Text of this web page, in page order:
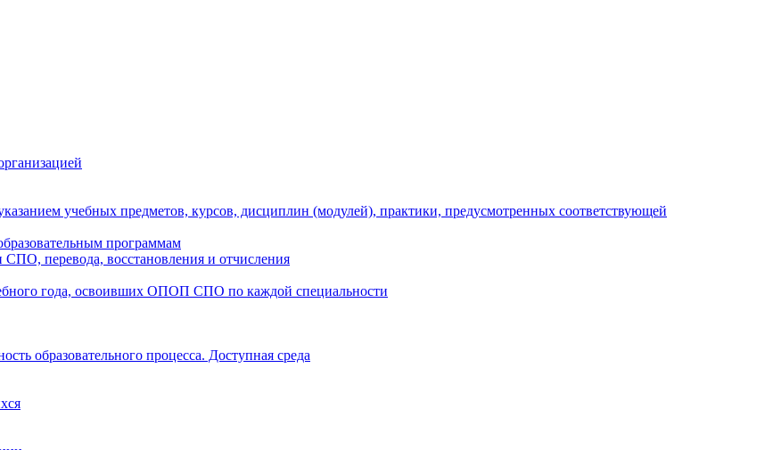
учебных предметов, курсов, дисциплин (модулей), практики, предусмотренных соответствующей
программам
перевода, восстановления и отчисления
года, освоивших ОПОП СПО по каждой специальности
образовательного процесса. Доступная среда